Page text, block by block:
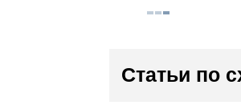
Статьи по